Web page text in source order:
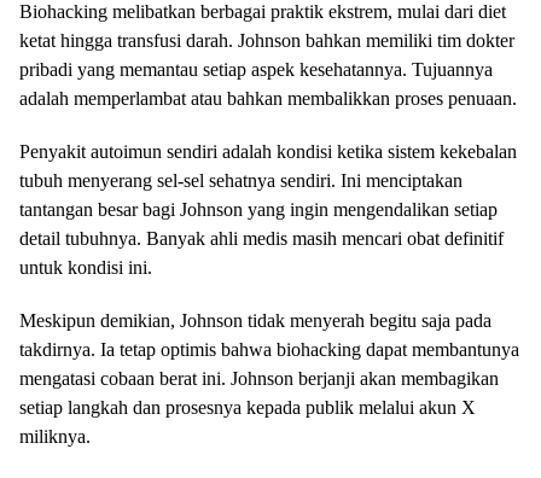
Biohacking melibatkan berbagai praktik ekstrem, mulai dari diet
ketat hingga transfusi darah. Johnson bahkan memiliki tim dokter
pribadi yang memantau setiap aspek kesehatannya. Tujuannya
adalah memperlambat atau bahkan membalikkan proses penuaan.
Penyakit autoimun sendiri adalah kondisi ketika sistem kekebalan
tubuh menyerang sel-sel sehatnya sendiri. Ini menciptakan
tantangan besar bagi Johnson yang ingin mengendalikan setiap
detail tubuhnya. Banyak ahli medis masih mencari obat definitif
untuk kondisi ini.
Meskipun demikian, Johnson tidak menyerah begitu saja pada
takdirnya. Ia tetap optimis bahwa biohacking dapat membantunya
mengatasi cobaan berat ini. Johnson berjanji akan membagikan
setiap langkah dan prosesnya kepada publik melalui akun X
miliknya.